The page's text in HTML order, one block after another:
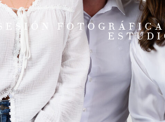
SESIÓN